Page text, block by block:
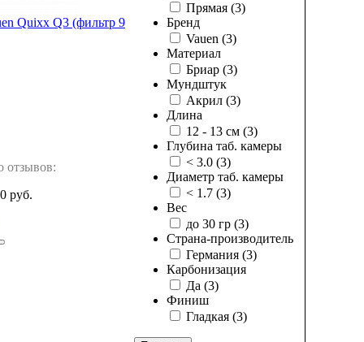
Прямая (3)
Бренд
Vauen (3)
Материал
Бриар (3)
Мундштук
Акрил (3)
Длина
12 - 13 см (3)
Глубина таб. камеры
< 3.0 (3)
Диаметр таб. камеры
< 1.7 (3)
Вес
до 30 гр (3)
Страна-производитель
Германия (3)
Карбонизация
Да (3)
Финиш
Гладкая (3)
Quixx Q3 (фильтр 9
отзывов:
руб.